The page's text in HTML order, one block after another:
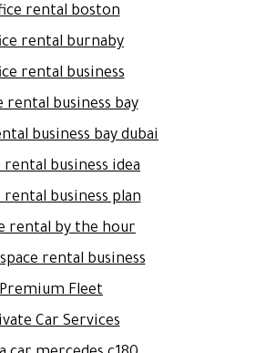
rental boston
rental burnaby
rental business
rental business bay
business bay dubai
business idea
business plan
rental by the hour
rental business
Premium Fleet
Car Services